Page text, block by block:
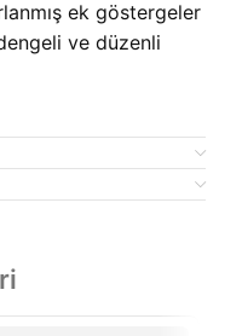
ek göstergeler
ve düzenli